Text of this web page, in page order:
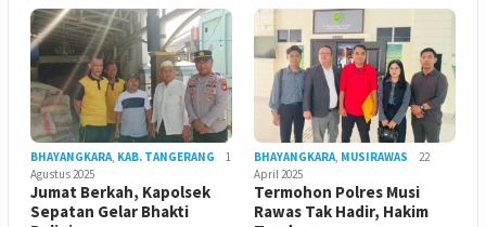
BHAYANGKARA, KAB. TANGERANG
1
Agustus 2025
Jumat Berkah, Kapolsek
Sepatan Gelar Bhakti
BHAYANGKARA, MUSIRAWAS
22
April 2025
Termohon Polres Musi
Rawas Tak Hadir, Hakim